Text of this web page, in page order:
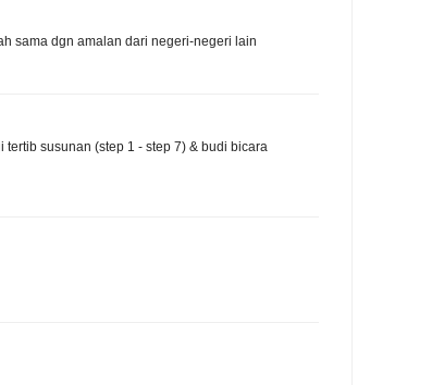
sama dgn amalan dari negeri-negeri lain
susunan (step 1 - step 7) & budi bicara